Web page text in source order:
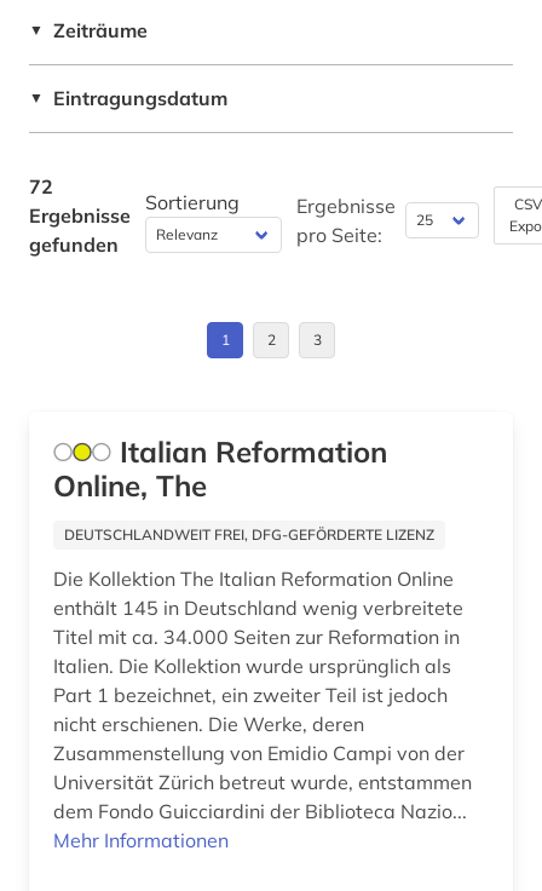
jahrbuch (1)
karikatur (1)
karl viktor von (1)
korpus (1)
kultur (3)
kulturwissenschaften (6)
kunst (3)
kunstauktion (1)
kunstgeschichte (3)
kunsthandel (1)
kunstzeitschrift (1)
USA (1)
▼ Zeiträume
▼ Eintragungsdatum
72
Ergebnisse
gefunden
Sortierung
Ergebnisse
pro Seite:
1 2 3
Italian Reformation
Online, The
DEUTSCHLANDWEIT FREI, DFG-GEFÖRDERTE LIZENZ
Die Kollektion The Italian Reformation Online
enthält 145 in Deutschland wenig verbreitete
Titel mit ca. 34.000 Seiten zur Reformation in
Italien. Die Kollektion wurde ursprünglich als
Part 1 bezeichnet, ein zweiter Teil ist jedoch
nicht erschienen. Die Werke, deren
Zusammenstellung von Emidio Campi von der
Universität Zürich betreut wurde, entstammen
dem Fondo Guicciardini der Biblioteca Nazio...
Mehr Informationen